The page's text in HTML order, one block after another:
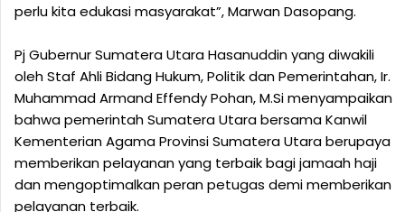
perlu kita edukasi masyarakat”, Marwan Dasopang.
Pj Gubernur Sumatera Utara Hasanuddin yang diwakili
oleh Staf Ahli Bidang Hukum, Politik dan Pemerintahan, Ir.
Muhammad Armand Effendy Pohan, M.Si menyampaikan
bahwa pemerintah Sumatera Utara bersama Kanwil
Kementerian Agama Provinsi Sumatera Utara berupaya
memberikan pelayanan yang terbaik bagi jamaah haji
dan mengoptimalkan peran petugas demi memberikan
pelayanan terbaik.